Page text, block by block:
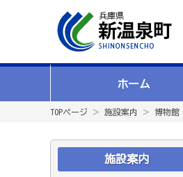
ホーム
TOPページ ＞ 施設案内 ＞ 博物館
施設案内